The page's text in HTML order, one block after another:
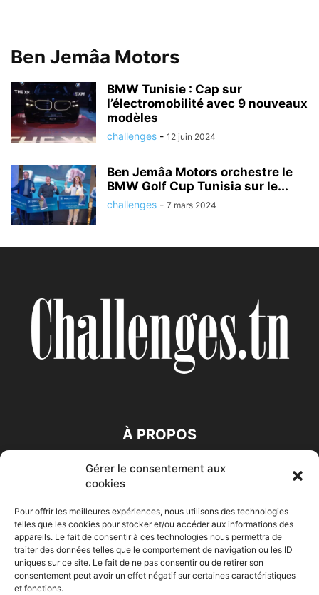
Gérer le consentement aux
cookies
Pour offrir les meilleures expériences, nous utilisons des technologies
telles que les cookies pour stocker et/ou accéder aux informations des
appareils. Le fait de consentir à ces technologies nous permettra de
traiter des données telles que le comportement de navigation ou les ID
uniques sur ce site. Le fait de ne pas consentir ou de retirer son
consentement peut avoir un effet négatif sur certaines caractéristiques
et fonctions.
Ben Jemâa Motors
BMW Tunisie : Cap sur
l’électromobilité avec 9 nouveaux
modèles
challenges - 12 juin 2024
Ben Jemâa Motors orchestre le
BMW Golf Cup Tunisia sur le...
challenges - 7 mars 2024
À PROPOS
SUIVEZ NOUS
Accueil Economie Entreprises Entrepreneur Afrique